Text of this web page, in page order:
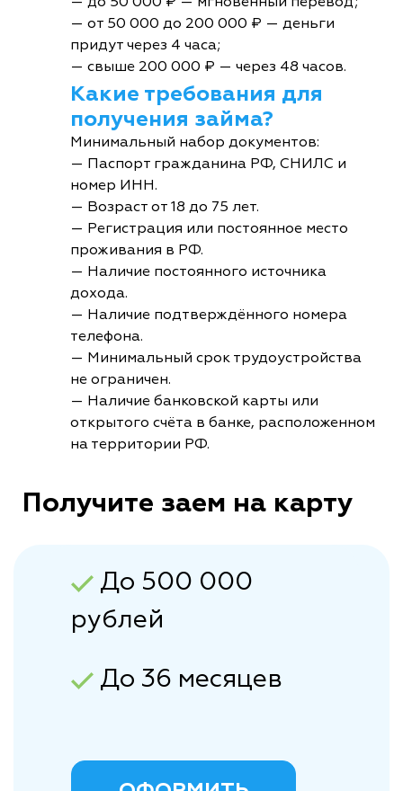
— от 50 000 до 200 000 ₽ — деньги
придут через 4 часа;
— свыше 200 000 ₽ — через 48 часов.
Какие требования для
получения займа?
Минимальный набор документов:
— Паспорт гражданина РФ, СНИЛС и
номер ИНН.
— Возраст от 18 до 75 лет.
— Регистрация или постоянное место
проживания в РФ.
— Наличие постоянного источника
дохода.
— Наличие подтверждённого номера
телефона.
— Минимальный срок трудоустройства
не ограничен.
— Наличие банковской карты или
открытого счёта в банке, расположенном
на территории РФ.
Получите заем на карту
До 500 000
рублей
До 36 месяцев